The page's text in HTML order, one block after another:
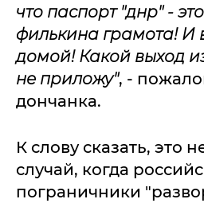
что паспорт "днр" -
филькина грамота! И
домой! Какой выход
не приложу", -
дончанка.
К слову сказать, это
случай, когда
пограничники